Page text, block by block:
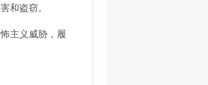
和盗窃。
主义威胁，履